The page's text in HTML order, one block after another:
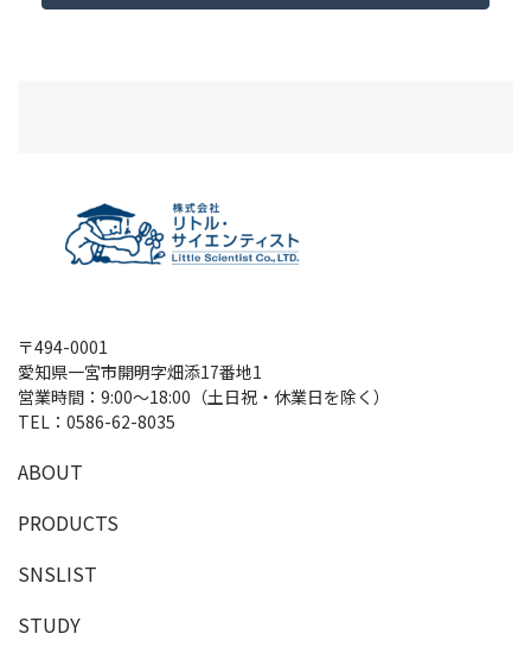
〒494-0001
愛知県一宮市開明字畑添17番地1
営業時間：9:00～18:00（土日祝・休業日を除く）
TEL： 0586-62-8035
ABOUT
PRODUCTS
SNSLIST
STUDY